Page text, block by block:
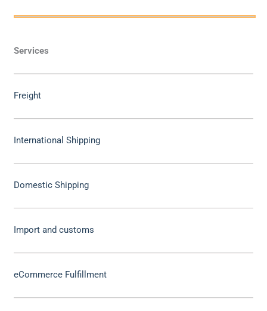
Services
Freight
International Shipping
Domestic Shipping
Import and customs
eCommerce Fulfillment